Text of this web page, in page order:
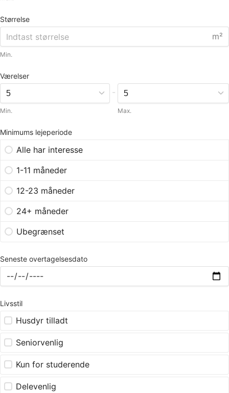
Størrelse
m²
Min.
Værelser
Min.
-
Max.
Minimums lejeperiode
Alle har interesse
1-11 måneder
12-23 måneder
24+ måneder
Ubegrænset
Seneste overtagelsesdato
Livsstil
Husdyr tilladt
Seniorvenlig
Kun for studerende
Delevenlig